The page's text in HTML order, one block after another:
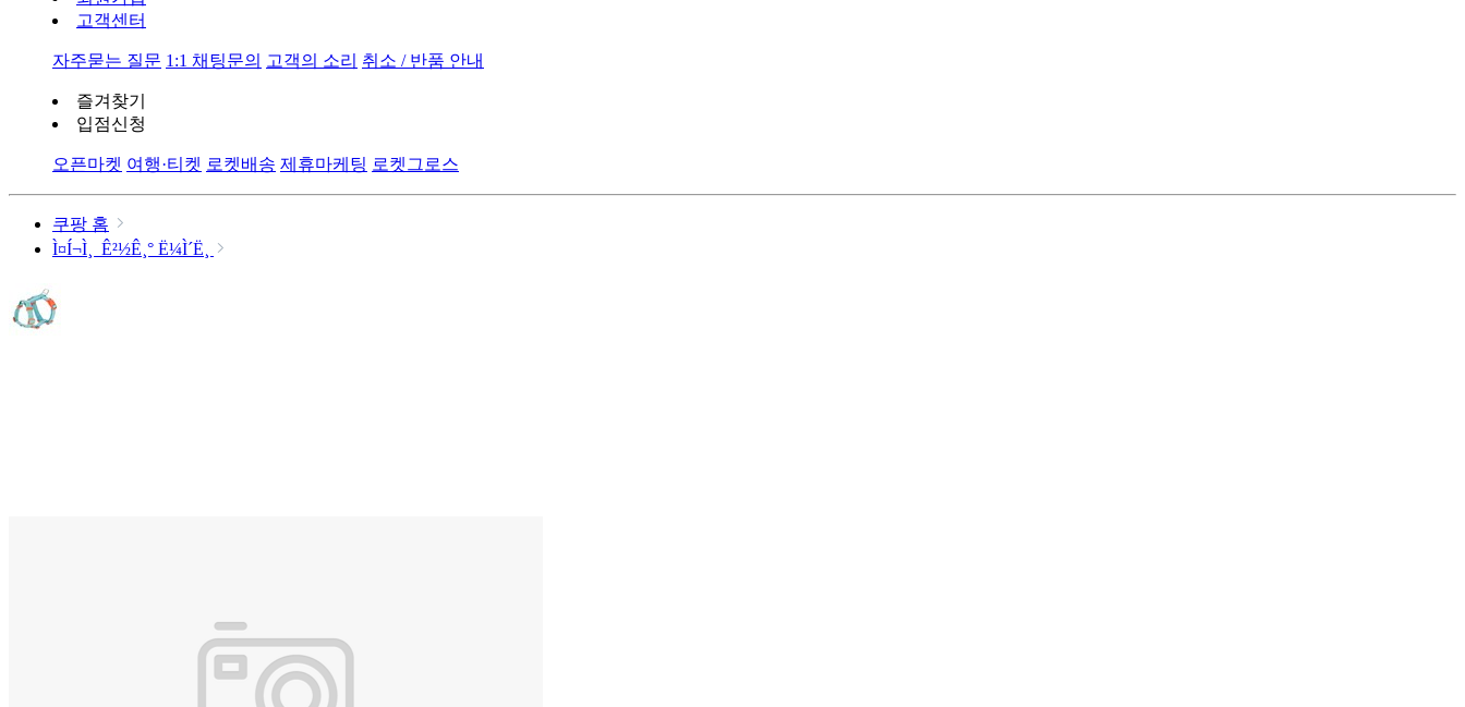
고객센터
자주묻는 질문 1:1 채팅문의 고객의 소리 취소 / 반품 안내
즐겨찾기
입점신청
오픈마켓 여행·티켓 로켓배송 제휴마케팅 로켓그로스
쿠팡 홈
Ì¤Í¬Ì¸ Ê²½Ê¸° Ë¼Ì´Ë¸